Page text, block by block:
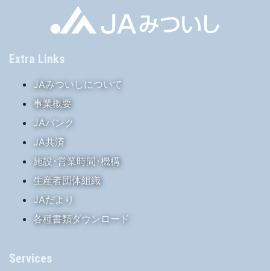
Extra Links
JAみついしについて
事業概要
JAバンク
JA共済
施設･営業時間･機構
生産者団体組織
JAだより
各種書類ダウンロード
Services